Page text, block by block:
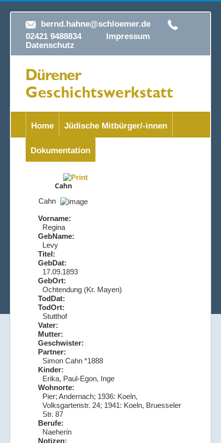
bernd.hahne@schloemer.de
02421 9488834 Impressum
Datenschutz
Home Jüdische Mitbürger/-innen
Dokumentation
Cahn
Cahn
Vorname:
Regina
GebName:
Levy
Titel:
GebDat:
17.09.1893
GebOrt:
Ochtendung (Kr. Mayen)
TodDat:
TodOrt:
Stutthof
Vater:
Mutter:
Geschwister:
Partner:
Simon Cahn *1888
Kinder:
Erika, Paul-Egon, Inge
Wohnorte:
Pier; Andernach; 1936: Koeln,
Volksgartenstr. 24; 1941: Koeln, Bruesseler
Str. 87
Berufe:
Naeherin
Notizen: